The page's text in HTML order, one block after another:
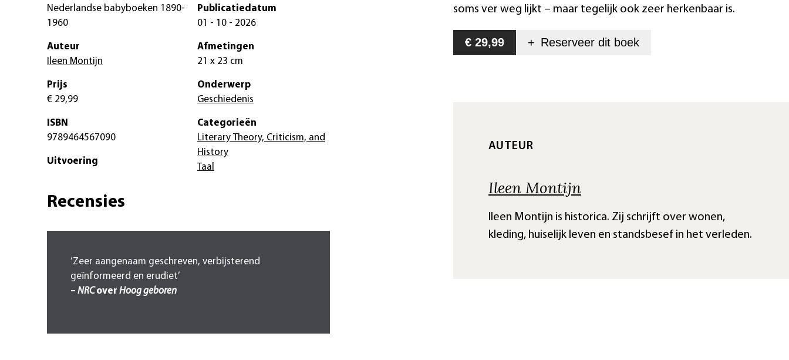
soms ver weg lijkt – maar tegelijk ook zeer herkenbaar is.
€ 29,99 + Reserveer dit boek
AUTEUR
Ileen Montijn
Ileen Montijn is historica. Zij schrijft over wonen,
kleding, huiselijk leven en standsbesef in het verleden.
Nederlandse babyboeken 1890-
1960
Auteur
Ileen Montijn
Prijs
€ 29,99
ISBN
9789464567090
Uitvoering
Publicatiedatum
01 - 10 - 2026
Afmetingen
21 x 23 cm
Onderwerp
Geschiedenis
Categorieën
Literary Theory, Criticism, and
History
Taal
Recensies
‘Zeer aangenaam geschreven, verbijsterend
geïnformeerd en erudiet’
– NRCover Hoog geboren